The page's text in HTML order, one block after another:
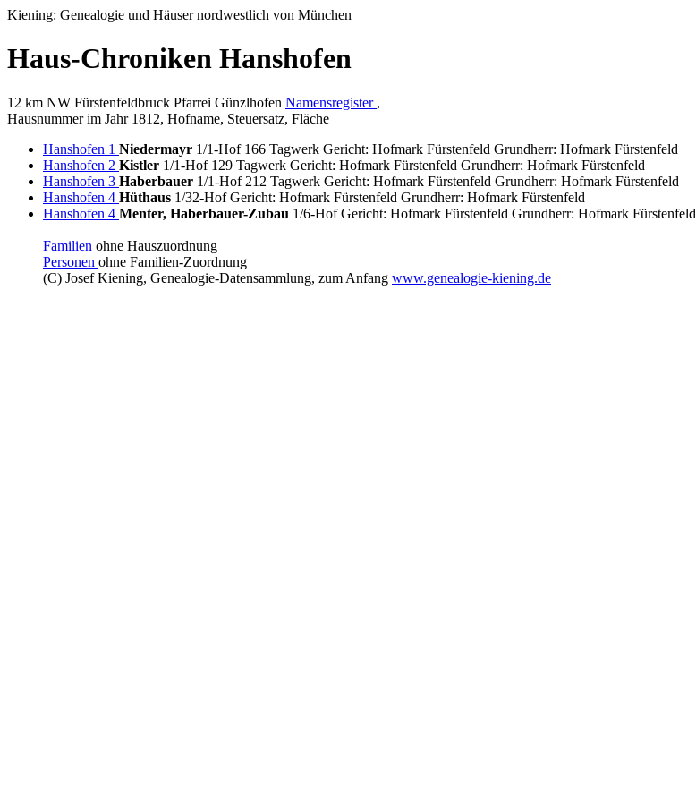
Kiening: Genealogie und Häuser nordwestlich von München
Haus-Chroniken Hanshofen
12 km NW Fürstenfeldbruck Pfarrei Günzlhofen Namensregister ,
Hausnummer im Jahr 1812, Hofname, Steuersatz, Fläche
Hanshofen 1 Niedermayr 1/1-Hof 166 Tagwerk Gericht: Hofmark Fürstenfeld Grundherr: Hofmark Fürstenfeld
Hanshofen 2 Kistler 1/1-Hof 129 Tagwerk Gericht: Hofmark Fürstenfeld Grundherr: Hofmark Fürstenfeld
Hanshofen 3 Haberbauer 1/1-Hof 212 Tagwerk Gericht: Hofmark Fürstenfeld Grundherr: Hofmark Fürstenfeld
Hanshofen 4 Hüthaus 1/32-Hof Gericht: Hofmark Fürstenfeld Grundherr: Hofmark Fürstenfeld
Hanshofen 4 Menter, Haberbauer-Zubau 1/6-Hof Gericht: Hofmark Fürstenfeld Grundherr: Hofmark Fürstenfeld
Familien ohne Hauszuordnung
Personen ohne Familien-Zuordnung
(C) Josef Kiening, Genealogie-Datensammlung, zum Anfang www.genealogie-kiening.de